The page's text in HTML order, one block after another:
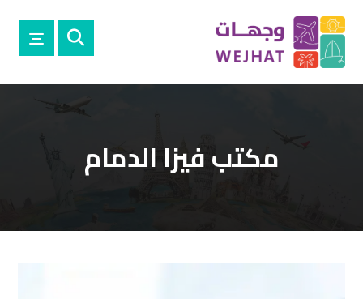
مكتب فيزا الدمام